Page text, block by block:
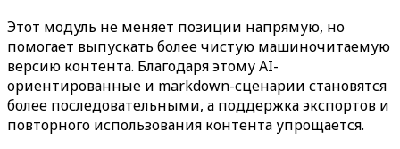
Этот модуль не меняет позиции напрямую, но
помогает выпускать более чистую машиночитаемую
версию контента. Благодаря этому AI-
ориентированные и markdown-сценарии становятся
более последовательными, а поддержка экспортов и
повторного использования контента упрощается.